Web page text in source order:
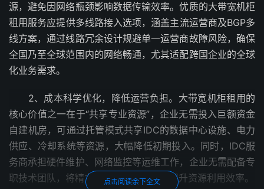
源，避免因网络瓶颈影响数据传输效率。优质的大带宽机柜
租用服务应提供多线路接入选项，涵盖主流运营商及BGP多
线方案，通过线路冗余设计规避单一运营商故障风险，确保
全国乃至全球范围内的网络畅通，尤其适配跨国企业的全球
化业务需求。
2、成本科学优化，降低运营负担。大带宽机柜租用的
核心价值之一在于“共享专业资源”，企业无需投入巨额资金
自建机房，可通过托管模式共享IDC的数据中心设施、电力
供应、冷却系统等资源，大幅降低初期投入。同时，IDC服
务商承担硬件维护、网络监控等运维工作，企业无需配备专
职技术团队，将精力集中于核心业务，提升资源利用效率。
点击阅读余下全文